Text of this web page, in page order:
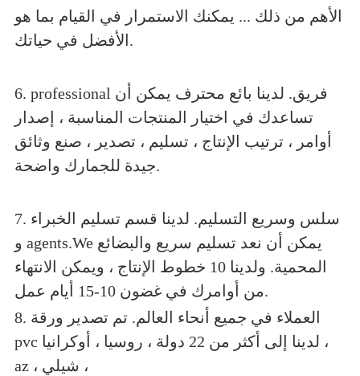
الأهم من ذلك ... يمكنك الاستمرار في القيام بما هو
الأفضل في حياتك.
6. professional فريق. لدينا بائع محترف يمكن أن
تساعدك في اختيار المنتجات المناسبة ، إصدار
أوامر ، ترتيب الإنتاج ، تسليم ، تصدير ، صنع وثائق
جيدة للجمارك واضحة.
7. سلس وسريع التسليم. لدينا قسم تسليم الخبراء
و agents.We يمكن أن نعد تسليم سريع والبضائع
المحمية. ولدينا 10 خطوط الإنتاج ، ويمكن الانتهاء
من أوامرك في غضون 10-15 أيام عمل.
8. العملاء في جميع أنحاء العالم. تم تصدير ورقة
pvc لدينا إلى أكثر من 22 دولة ، روسيا ، أوكرانيا ،
az ، شيلي ،